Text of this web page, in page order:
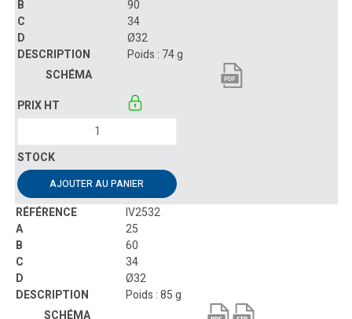
90
34
Ø32
Poids : 74 g
AJOUTER AU PANIER
IV2532
25
60
34
Ø32
Poids : 85 g